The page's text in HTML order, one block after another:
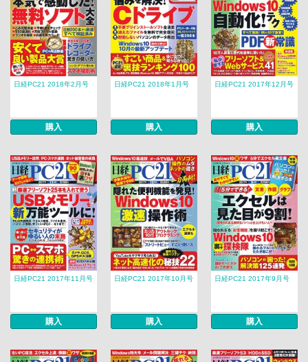
日経PC21 2018年2月号
購入
日経PC21 2018年1月号
購入
日経PC21 2017年12月号
購入
日経PC21 2017年11月号
購入
日経PC21 2017年10月号
購入
日経PC21 2017年9月号
購入